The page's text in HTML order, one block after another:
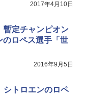
2017年4月10日
暫定チャンピオン
のロペス選手「世
2016年9月5日
シトロエンのロペ